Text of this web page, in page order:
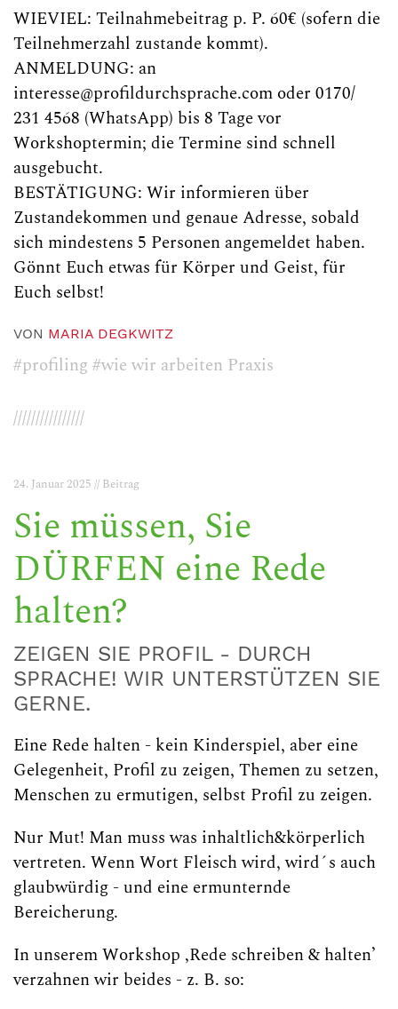
WIEVIEL: Teilnahmebeitrag p. P. 60€ (sofern die
Teilnehmerzahl zustande kommt).
ANMELDUNG: an
interesse@profildurchsprache.com oder 0170/
231 4568 (WhatsApp) bis 8 Tage vor
Workshoptermin; die Termine sind schnell
ausgebucht.
BESTÄTIGUNG: Wir informieren über
Zustandekommen und genaue Adresse, sobald
sich mindestens 5 Personen angemeldet haben.
Gönnt Euch etwas für Körper und Geist, für
Euch selbst!
VON MARIA DEGKWITZ
#profiling #wie wir arbeiten Praxis
////////////////
24. Januar 2025 // Beitrag
Sie müssen, Sie
DÜRFEN eine Rede
halten?
ZEIGEN SIE PROFIL - DURCH
SPRACHE! WIR UNTERSTÜTZEN SIE
GERNE.
Eine Rede halten - kein Kinderspiel, aber eine
Gelegenheit, Profil zu zeigen, Themen zu setzen,
Menschen zu ermutigen, selbst Profil zu zeigen.
Nur Mut! Man muss was inhaltlich&körperlich
vertreten. Wenn Wort Fleisch wird, wird´s auch
glaubwürdig - und eine ermunternde
Bereicherung.
In unserem Workshop ‚Rede schreiben & halten’
verzahnen wir beides - z. B. so: